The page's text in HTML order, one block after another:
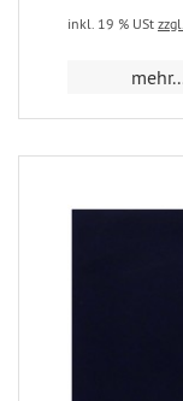
inkl. 19 % USt